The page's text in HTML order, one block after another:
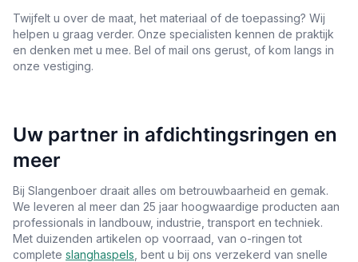
Twijfelt u over de maat, het materiaal of de toepassing? Wij
helpen u graag verder. Onze specialisten kennen de praktijk
en denken met u mee. Bel of mail ons gerust, of kom langs in
onze vestiging.
Uw partner in afdichtingsringen en
meer
Bij Slangenboer draait alles om betrouwbaarheid en gemak.
We leveren al meer dan 25 jaar hoogwaardige producten aan
professionals in landbouw, industrie, transport en techniek.
Met duizenden artikelen op voorraad, van o-ringen tot
complete slanghaspels , bent u bij ons verzekerd van snelle